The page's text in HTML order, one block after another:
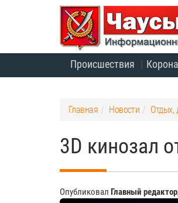
Происшествия
Главная Новости Отдых,
3D кинозал
Опубликовал Главный редактор